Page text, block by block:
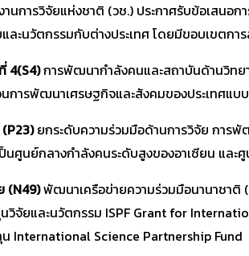
นการวิจัยแห่งชาติ (วช.) ประกาศรับข้อเสนอ
ละนวัตกรรมกับต่างประเทศ โดยมีขอบเขตก
4(S4)การพัฒนากำลังคนและสถาบันด้านวิทย
การพัฒนาเศรษฐกิจและสังคมของประเทศแบ
ยกระดับความร่วมมือด้านการวิจัย การ
ศูนย์กลางกำลังคนระดับสูงของอาเซียน และศู
(N49)พัฒนาเครือข่ายความร่วมมือนานาชาติ
วิจัยและนวัตกรรม ISPF Grant for
International Science Partnership Fund